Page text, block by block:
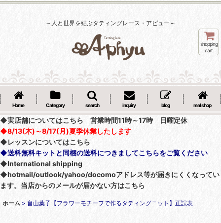
～人と世界を結ぶタティングレース・アピュー～
shopping
cart
Home Category search inquiry blog real shop
◆実店舗についてはこちら 営業時間11時～17時 日曜定休
◆8/13(木)～8/17(月)夏季休業したします
◆レッスンについてはこちら
◆送料無料キットと同梱の送料につきましてこちらをご覧ください
◆International shipping
◆hotmail/outlook/yahoo/docomoアドレス等が届きにくくなってい
ます。当店からのメールが届かない方はこちら
ホーム > 畠山葉子【フラワーモチーフで作るタティングニット】正誤表